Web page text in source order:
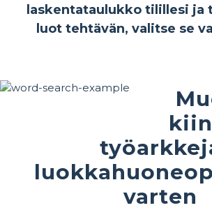
laskentataulukko tilillesi ja
luot tehtävän, valitse se
varten